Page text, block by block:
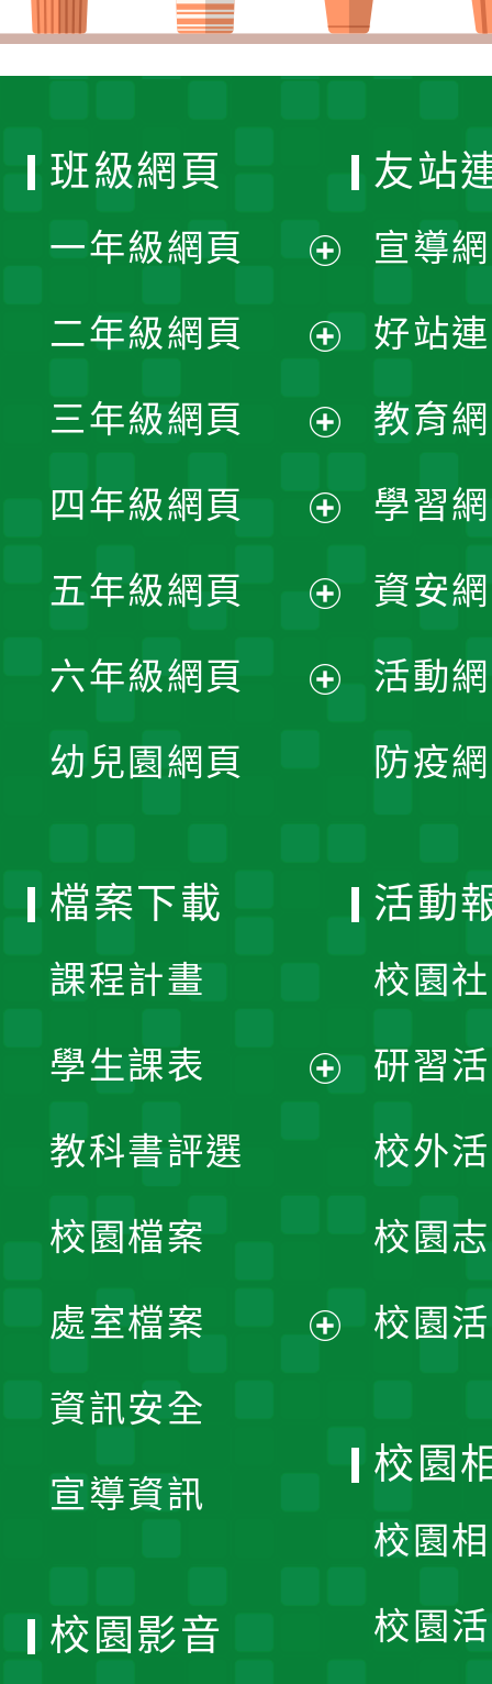
班級網頁
一年級網頁
開
選
單
二年級網頁
開
選
單
三年級網頁
開
選
單
四年級網頁
開
選
五年級網頁
開
六年級網頁
幼兒園網頁
友站
宣導
好站
教育
學習
資安
活動
防疫
檔案下載
課程計畫
學生課表
單
教科書評選
校園檔案
處室檔案
資訊安全
宣導資訊
活動
校園
研習
校外
校園
校園
校園
校園
校園
校園影音